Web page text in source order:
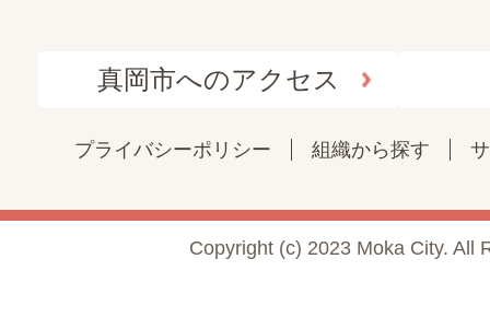
真岡市へのアクセス
プライバシーポリシー 組織から探す
Copyright (c) 2023 Moka City. All